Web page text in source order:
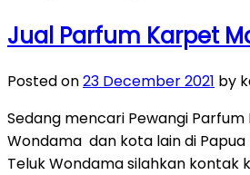
Jual Parfum Karpet
Posted on23 December 2021 by
Sedang mencari Pewangi
Wondama dan kota lain di
Teluk Wondama silahkan kontak